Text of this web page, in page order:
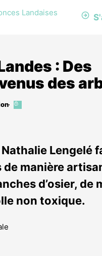
: Des
des
Cet
abonnés
Lengelé
manière
d’osier, de
non toxique.